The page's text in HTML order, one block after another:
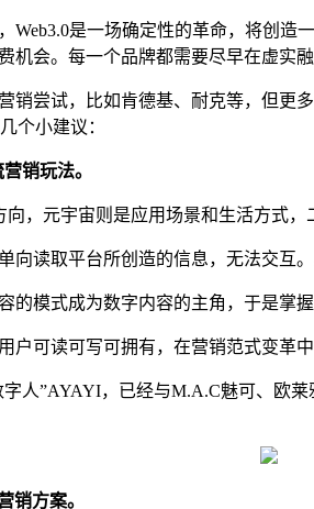
Web3.0是一场确定性的革命，将创
机会。每一个品牌都需要尽早在虚实
销尝试，比如肯德基、耐克等，但
个小建议：
销玩法。
，元宇宙则是应用场景和生活方式，
读取平台所创造的信息，无法交互
的模式成为数字内容的主角，于是掌
可读可写可拥有，在营销范式变革
人”AYAYI，已经与M.A.C魅可、欧
销方案。